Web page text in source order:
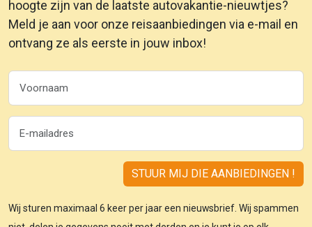
hoogte zijn van de laatste autovakantie-nieuwtjes?
Meld je aan voor onze reisaanbiedingen via e-mail en
ontvang ze als eerste in jouw inbox!
Wij sturen maximaal 6 keer per jaar een nieuwsbrief. Wij spammen